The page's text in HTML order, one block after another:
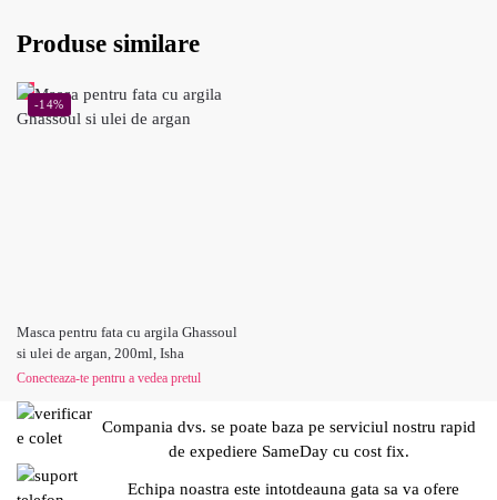
Produse similare
-14%
Masca pentru fata cu argila Ghassoul
si ulei de argan, 200ml, Isha
Conecteaza-te pentru a vedea pretul
Compania dvs. se poate baza pe serviciul nostru rapid
de expediere SameDay cu cost fix.
Echipa noastra este intotdeauna gata sa va ofere